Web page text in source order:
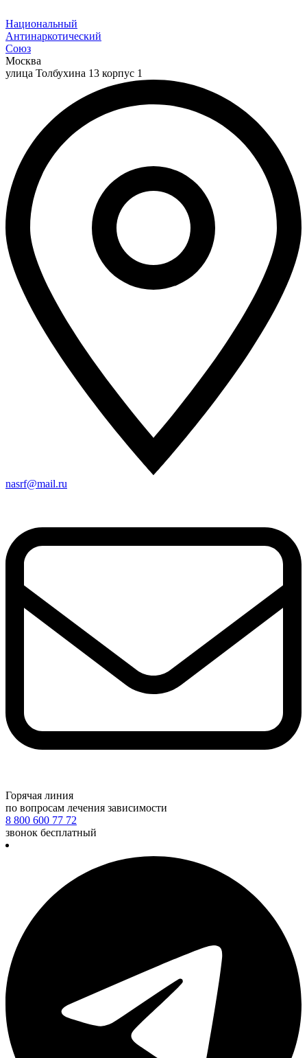
Национальный
Антинаркотический
Союз
Москва
улица Толбухина 13 корпус 1
nasrf@mail.ru
Горячая линия
по вопросам лечения зависимости
8 800 600 77 72
звонок бесплатный